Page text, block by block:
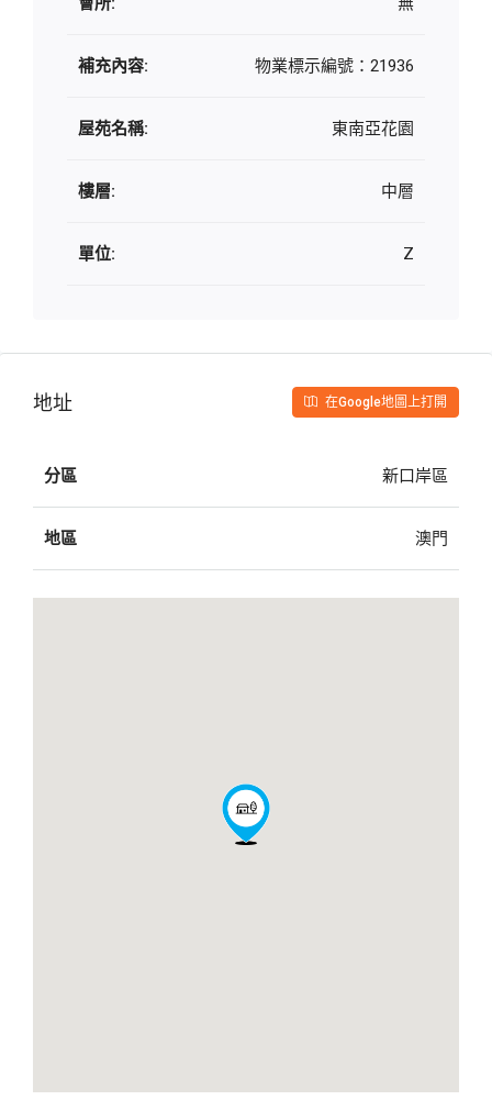
補充內容: 物業標示編號：21936
屋苑名稱: 東南亞花園
樓層: 中層
單位: Z
地址 在Google地圖上打開
分區 新口岸區
地區 澳門